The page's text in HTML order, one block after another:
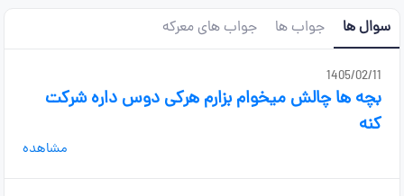
سوال ها جواب ها جواب های معرکه
1405/02/11
بچه ها چالش میخوام بزارم هرکی دوس داره شرکت
کنه
مشاهده